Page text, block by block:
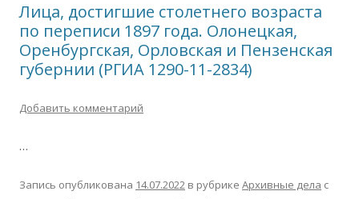
Лица, достигшие столетнего возраста
по переписи 1897 года. Олонецкая,
Оренбургская, Орловская и Пензенская
губернии (РГИА 1290-11-2834)
Добавить комментарий
…
Запись опубликована 14.07.2022 в рубрике Архивные дела с